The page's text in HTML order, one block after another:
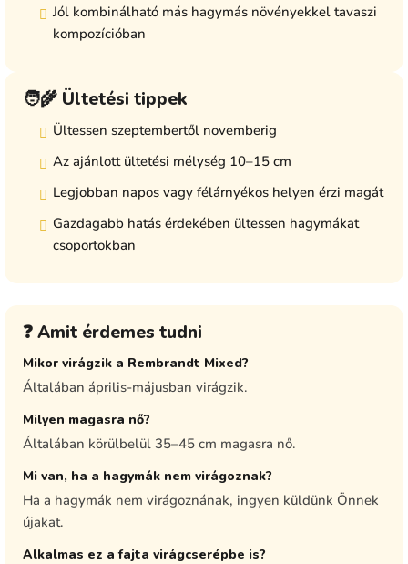
Jól kombinálható más hagymás növényekkel tavaszi
kompozícióban
🧑‍🌾 Ültetési tippek
Ültessen szeptembertől novemberig
Az ajánlott ültetési mélység 10–15 cm
Legjobban napos vagy félárnyékos helyen érzi magát
Gazdagabb hatás érdekében ültessen hagymákat
csoportokban
❓ Amit érdemes tudni
Mikor virágzik a Rembrandt Mixed?
Általában április-májusban virágzik.
Milyen magasra nő?
Általában körülbelül 35–45 cm magasra nő.
Mi van, ha a hagymák nem virágoznak?
Ha a hagymák nem virágoznának, ingyen küldünk Önnek
újakat.
Alkalmas ez a fajta virágcserépbe is?